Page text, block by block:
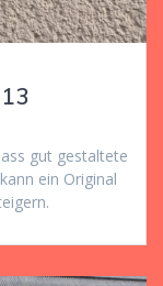
gut gestaltete
ein Original